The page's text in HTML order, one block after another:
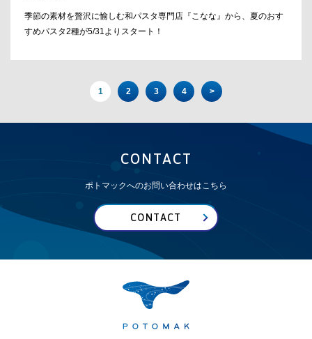
季節の素材を贅沢に愉しむ和パスタ専門店『こなな』から、夏のおす
すめパスタ2種が5/31よりスタート！
1 2 3 4 >
CONTACT
ポトマックへのお問い合わせはこちら
CONTACT